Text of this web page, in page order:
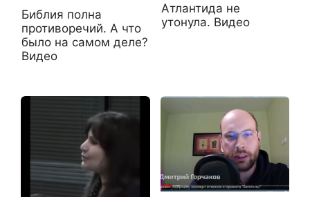
Библия полна
противоречий. А что
было на самом деле?
Видео
Атлантида не
утонула. Видео